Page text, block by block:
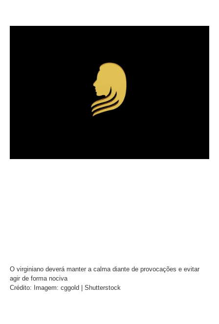
O virginiano deverá manter a calma diante de provocações e evitar
agir de forma nociva
Crédito: Imagem: cggold | Shutterstock